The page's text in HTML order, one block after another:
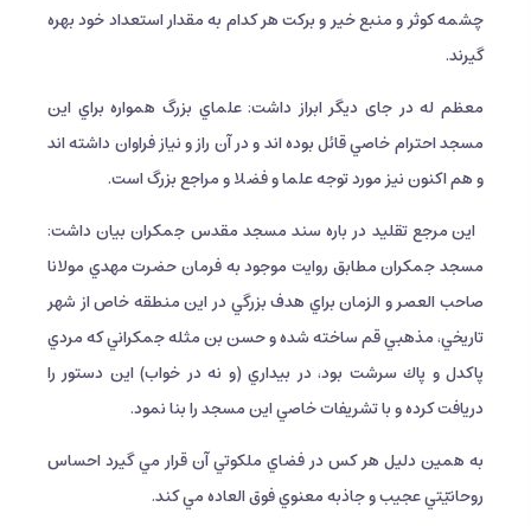
چشمه كوثر و منبع خير و بركت هر كدام به مقدار استعداد خود بهره
گيرند.
معظم له در جای دیگر ابراز داشت: علماي بزرگ همواره براي اين
مسجد احترام خاصي قائل بوده اند و در آن راز و نياز فراوان داشته اند
و هم اكنون نيز مورد توجه علما و فضلا و مراجع بزرگ است.
این مرجع تقلید در باره سند مسجد مقدس جمکران بیان داشت:
مسجد جمكران مطابق روايت موجود به فرمان حضرت مهدي مولانا
صاحب العصر و الزمان براي هدف بزرگي در اين منطقه خاص از شهر
تاريخي، مذهبي قم ساخته شده و حسن بن مثله جمكراني كه مردي
پاكدل و پاك سرشت بود، در بيداري (و نه در خواب) اين دستور را
دريافت كرده و با تشريفات خاصي اين مسجد را بنا نمود.
به همين دليل هر كس در فضاي ملكوتي آن قرار مي گيرد احساس
روحانيّتي عجيب و جاذبه معنوي فوق العاده مي كند.